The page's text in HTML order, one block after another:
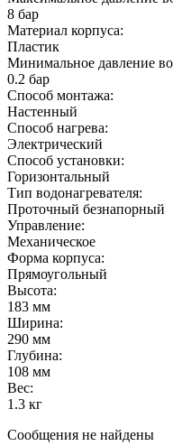
8 бар
Материал корпуса:
Пластик
Минимальное давление
0.2 бар
Способ монтажа:
Настенный
Способ нагрева:
Электрический
Способ установки:
Горизонтальный
Тип водонагревателя:
Проточный безнапорный
Управление:
Механическое
Форма корпуса:
Прямоугольный
Высота:
183 мм
Ширина:
290 мм
Глубина:
108 мм
Вес:
1.3 кг
Сообщения не найдены